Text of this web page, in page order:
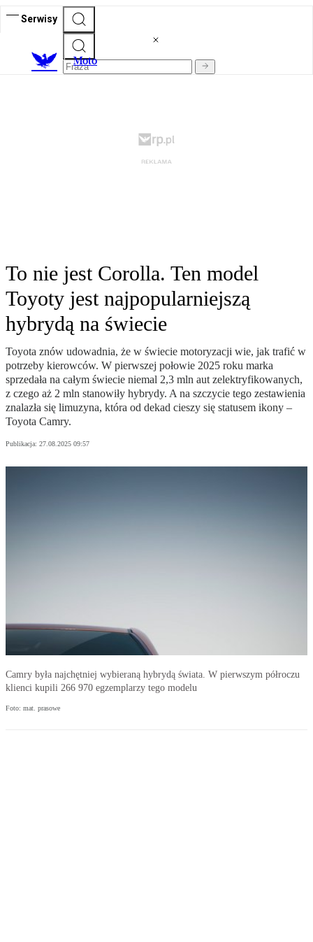
Serwisy
Moto
To nie jest Corolla. Ten model
Toyoty jest najpopularniejszą
hybrydą na świecie
Toyota znów udowadnia, że w świecie motoryzacji wie, jak trafić w
potrzeby kierowców. W pierwszej połowie 2025 roku marka
sprzedała na całym świecie niemal 2,3 mln aut zelektryfikowanych,
z czego aż 2 mln stanowiły hybrydy. A na szczycie tego zestawienia
znalazła się limuzyna, która od dekad cieszy się statusem ikony –
Toyota Camry.
Publikacja: 27.08.2025 09:57
Camry była najchętniej wybieraną hybrydą świata. W pierwszym półroczu
klienci kupili 266 970 egzemplarzy tego modelu
Foto: mat. prasowe